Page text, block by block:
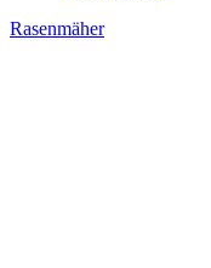
Rasenmäher